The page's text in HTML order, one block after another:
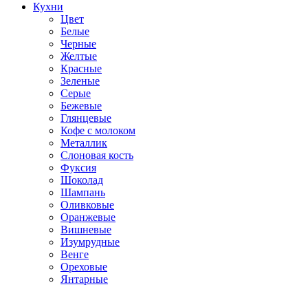
Кухни
Цвет
Белые
Черные
Желтые
Красные
Зеленые
Серые
Бежевые
Глянцевые
Кофе с молоком
Металлик
Слоновая кость
Фуксия
Шоколад
Шампань
Оливковые
Оранжевые
Вишневые
Изумрудные
Венге
Ореховые
Янтарные